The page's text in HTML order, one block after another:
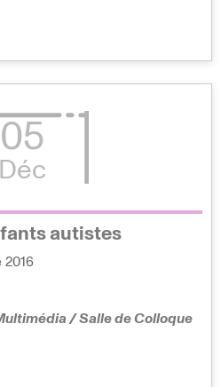
05
Déc
autistes
2016
/ Salle de Colloque